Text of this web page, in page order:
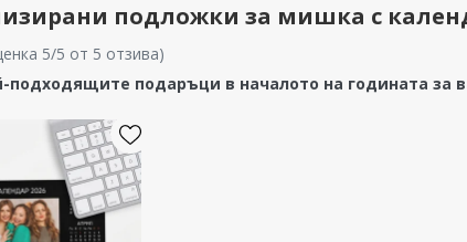
подложки за мишка с
5/5 от 5 отзива)
подходящите подаръци в началото на годината за